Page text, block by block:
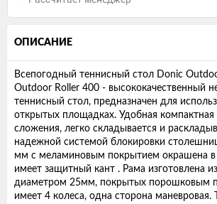
ОПИСАНИЕ
Всепогодный теннисный стол Donic
Outdoor Roller 400 - высококачественный
теннисный стол, предназначен для
открытых площадках. Удобная компактная
сложения, легко складывается и
надежной системой блокировки
мм с меламиновым покрытием окрашена в
имеет защитный кант . Рама изготовлена
диаметром 25мм, покрытых порошковым
имеет 4 колеса, одна сторона маневровая.